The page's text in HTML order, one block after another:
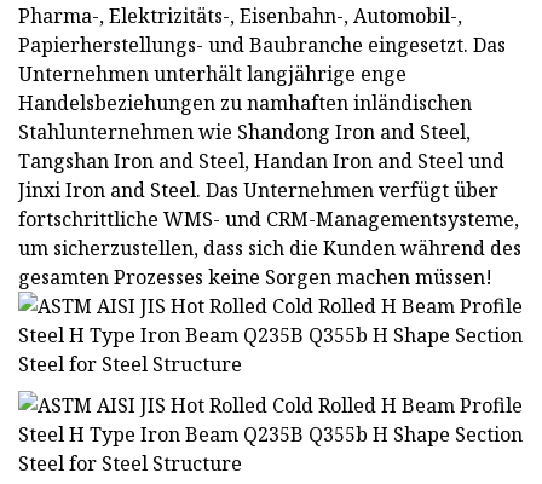
Pharma-, Elektrizitäts-, Eisenbahn-, Automobil-,
Papierherstellungs- und Baubranche eingesetzt. Das
Unternehmen unterhält langjährige enge
Handelsbeziehungen zu namhaften inländischen
Stahlunternehmen wie Shandong Iron and Steel,
Tangshan Iron and Steel, Handan Iron and Steel und
Jinxi Iron and Steel. Das Unternehmen verfügt über
fortschrittliche WMS- und CRM-Managementsysteme,
um sicherzustellen, dass sich die Kunden während des
gesamten Prozesses keine Sorgen machen müssen!